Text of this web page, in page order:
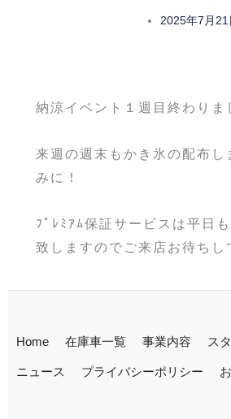
2025年7月21
納涼イベント１週目終わりま
来週の週末もかき氷の配布し
みに！
ﾌﾟﾚﾐｱﾑ保証サービスは平日
致しますのでご来店お待ちし
Home 在庫車一覧 事業内容 ス
ニュース プライバシーポリシー